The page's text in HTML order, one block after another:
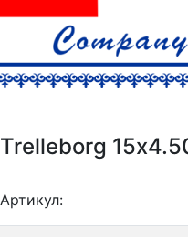
Trelleborg
Артикул: